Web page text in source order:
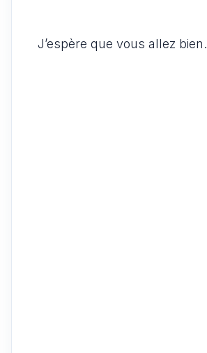
J’espère que vous allez bien.